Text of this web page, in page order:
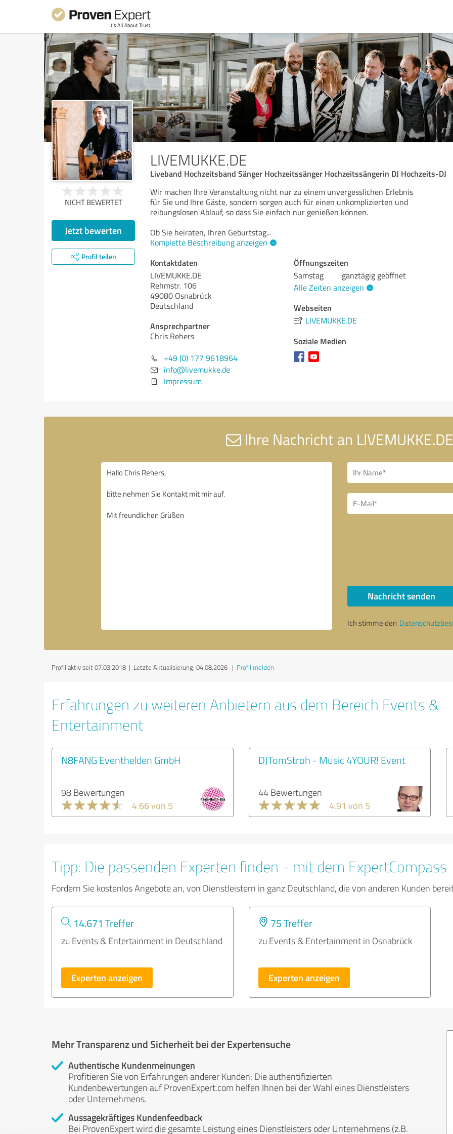
LIVEMUKKE.DE
Liveband Hochzeitsband Sänger Hochzeitssänger Hochzeitssängerin DJ Hochzeits-DJ
NICHT BEWERTET
Jetzt bewerten
Profil teilen
Wir machen Ihre Veranstaltung nicht nur zu einem unvergesslichen Erlebnis
für Sie und Ihre Gäste, sondern sorgen auch für einen unkomplizierten und
reibungslosen Ablauf, so dass Sie einfach nur genießen können.
Ob Sie heiraten, Ihren Geburtstag...
Komplette Beschreibung anzeigen
Kontaktdaten
LIVEMUKKE.DE
Rehmstr. 106
49080 Osnabrück
Deutschland
Ansprechpartner
Chris Rehers
+49 (0) 177 9618964
info@livemukke.de
Impressum
Öffnungszeiten
Samstag
ganztägig geöffnet
Alle Zeiten anzeigen
Webseiten
LIVEMUKKE.DE
Soziale Medien
Ihre Nachricht an LIVEMUKKE.DE
Nachricht senden
Ich stimme den
Profil aktiv seit 07.03.2018 | Letzte Aktualisierung: 04.08.2026 | Profil melden
Erfahrungen zu weiteren Anbietern aus dem Bereich Events &
Entertainment
N8FANG Eventhelden GmbH
98 Bewertungen
4.66 von 5
DJTomStroh - Music 4YOUR! Event
44 Bewertungen
4.91 von 5
Tipp: Die passenden Experten finden - mit dem ExpertCompass
Fordern Sie kostenlos Angebote an, von Dienstleistern in ganz Deutschland, die von anderen Kunden
14.671 Treffer
zu Events & Entertainment in Deutschland
Experten anzeigen
75 Treffer
zu Events & Entertainment in Osnabrück
Experten anzeigen
Mehr Transparenz und Sicherheit bei der Expertensuche
Authentische Kundenmeinungen
Profitieren Sie von Erfahrungen anderer Kunden: Die authentifizierten
Kundenbewertungen auf ProvenExpert.com helfen Ihnen bei der Wahl eines Dienstleisters
oder Unternehmens.
Aussagekräftiges Kundenfeedback
Bei ProvenExpert wird die gesamte Leistung eines Dienstleisters oder Unternehmens (z.B.